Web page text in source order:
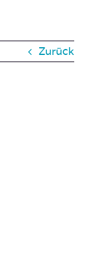
Zurück